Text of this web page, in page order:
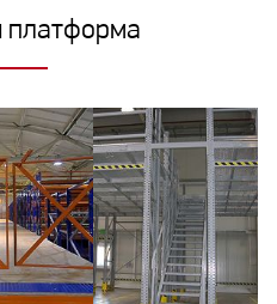
платформа